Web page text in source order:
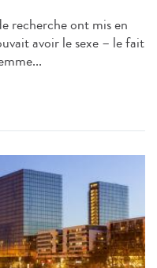
recherche ont mis en
avoir le sexe – le fait